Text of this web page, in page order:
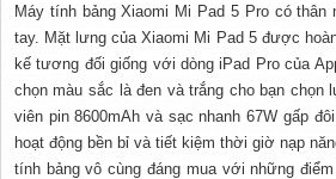
Máy tính bảng Xiaomi Mi Pad 5 Pro có thân
tay. Mặt lưng của Xiaomi Mi Pad 5 được
kếtương đối giống với dòng iPad Pro của
chọn màu sắc là đen và trắng cho bạn chọn
viên pin 8600mAh và sạc nhanh 67W gấp
hoạt động bền bỉ và tiết kiệmthời giờ nạp
tính bảngvô cùng đáng mua vớinhững